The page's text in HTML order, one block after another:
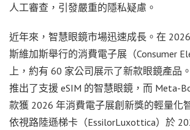
人工審查，引發嚴重的隱私疑慮。
近年來，智慧眼鏡市場迅速成長。在
斯維加斯舉行的消費電子展（Consumer
上，約有 60 家公司展示了新款眼鏡產品
推出了支援 eSIM 的智慧眼鏡，而 Meta-
款獲 2026 年消費電子展創新獎的輕量化
依視路陸遜梯卡（EssilorLuxottica）於